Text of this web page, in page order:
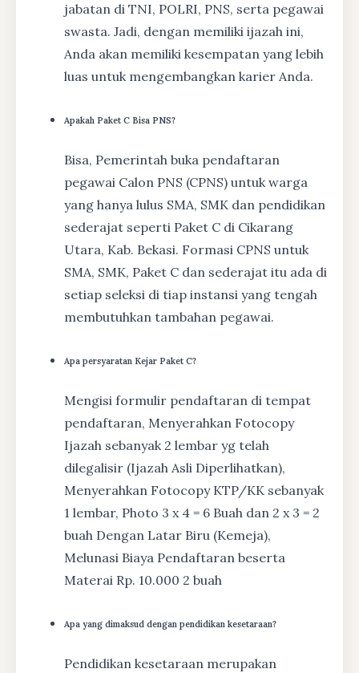
jabatan di TNI, POLRI, PNS, serta pegawai
swasta. Jadi, dengan memiliki ijazah ini,
Anda akan memiliki kesempatan yang lebih
luas untuk mengembangkan karier Anda.
Apakah Paket C Bisa PNS?
Bisa, Pemerintah buka pendaftaran
pegawai Calon PNS (CPNS) untuk warga
yang hanya lulus SMA, SMK dan pendidikan
sederajat seperti Paket C di Cikarang
Utara, Kab. Bekasi. Formasi CPNS untuk
SMA, SMK, Paket C dan sederajat itu ada di
setiap seleksi di tiap instansi yang tengah
membutuhkan tambahan pegawai.
Apa persyaratan Kejar Paket C?
Mengisi formulir pendaftaran di tempat
pendaftaran, Menyerahkan Fotocopy
Ijazah sebanyak 2 lembar yg telah
dilegalisir (Ijazah Asli Diperlihatkan),
Menyerahkan Fotocopy KTP/KK sebanyak
1 lembar, Photo 3 x 4 = 6 Buah dan 2 x 3 = 2
buah Dengan Latar Biru (Kemeja),
Melunasi Biaya Pendaftaran beserta
Materai Rp. 10.000 2 buah
Apa yang dimaksud dengan pendidikan kesetaraan?
Pendidikan kesetaraan merupakan